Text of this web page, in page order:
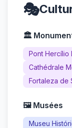
🎭
🏛️
Pont Hercílio
Cathédrale
Fortaleza de
🖼️ Musées
Museu